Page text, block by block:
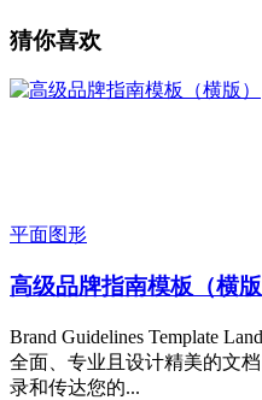
猜你喜欢
平面图形
高级品牌指南模板（横版
Brand Guidelines Template
全面、专业且设计精美的文
录和传达您的...